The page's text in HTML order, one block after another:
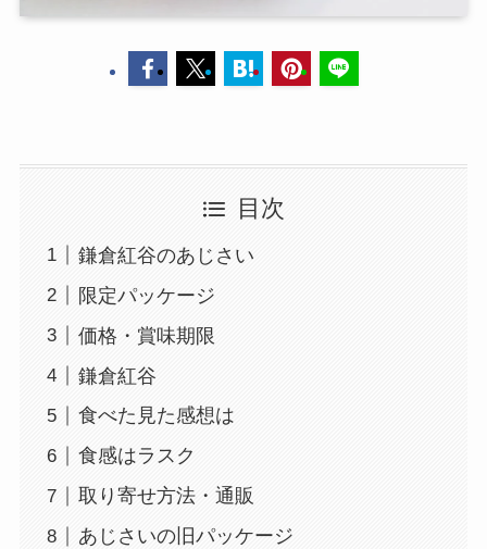
目次
鎌倉紅谷のあじさい
限定パッケージ
価格・賞味期限
鎌倉紅谷
食べた見た感想は
食感はラスク
取り寄せ方法・通販
あじさいの旧パッケージ